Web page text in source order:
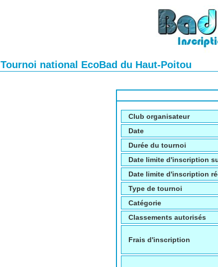
Tournoi national EcoBad du Haut-Poitou
Club organisateur
Date
Durée du tournoi
Date limite d'inscription
Date limite d'inscription
Type de tournoi
Catégorie
Classements autorisés
Frais d'inscription